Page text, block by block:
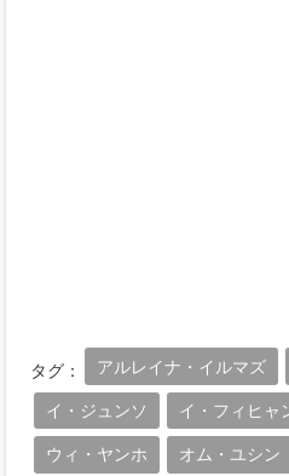
タグ： アルレイナ・イルマズ
イ・ジュンソ イ・フィヒャ
ウィ・ヤンホ オム・ユシン